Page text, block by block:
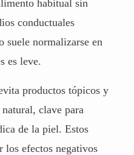
habitual sin
conductuales
suele normalizarse en
es leve.
productos tópicos y
clave para
de la piel. Estos
los efectos negativos